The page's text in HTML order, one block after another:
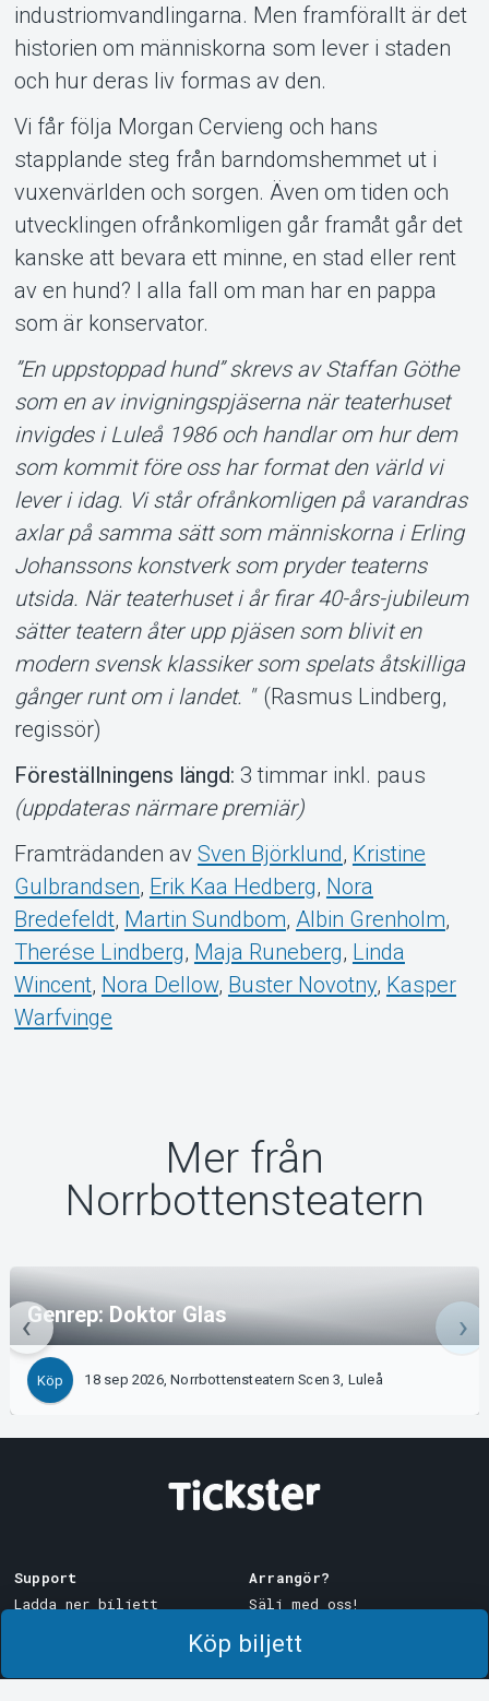
Köp biljett
industriomvandlingarna. Men framförallt är det
historien om människorna som lever i staden
och hur deras liv formas av den.
Vi får följa Morgan Cervieng och hans
stapplande steg från barndomshemmet ut i
vuxenvärlden och sorgen. Även om tiden och
utvecklingen ofrånkomligen går framåt går det
kanske att bevara ett minne, en stad eller rent
av en hund? I alla fall om man har en pappa
som är konservator.
”En uppstoppad hund” skrevs av Staffan Göthe
som en av invigningspjäserna när teaterhuset
invigdes i Luleå 1986 och handlar om hur dem
som kommit före oss har format den värld vi
lever i idag. Vi står ofrånkomligen på varandras
axlar på samma sätt som människorna i Erling
Johanssons konstverk som pryder teaterns
utsida. När teaterhuset i år firar 40-års-jubileum
sätter teatern åter upp pjäsen som blivit en
modern svensk klassiker som spelats åtskilliga
gånger runt om i landet. "(Rasmus Lindberg,
regissör)
Föreställningens längd: 3 timmar inkl. paus
(uppdateras närmare premiär)
Framträdanden av Sven Björklund, Kristine
Gulbrandsen, Erik Kaa Hedberg, Nora
Bredefeldt, Martin Sundbom, Albin Grenholm,
Therése Lindberg, Maja Runeberg, Linda
Wincent, Nora Dellow, Buster Novotny, Kasper
Warfvinge
Mer från
Norrbottensteatern
Genrep: Doktor Glas
Köp 18 sep 2026, Norrbottensteatern Scen 3, Luleå
Support
Ladda ner biljett
Arrangör?
Sälj med oss!
Logga in i Manager